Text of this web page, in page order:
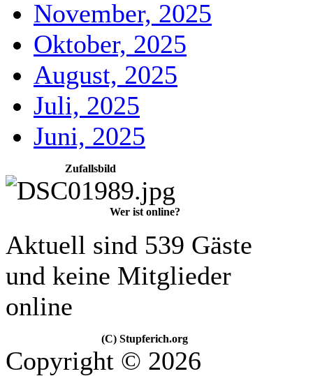
November, 2025
Oktober, 2025
August, 2025
Juli, 2025
Juni, 2025
Zufallsbild
Wer ist online?
Aktuell sind 539 Gäste
und keine Mitglieder
online
(C) Stupferich.org
Copyright © 2026